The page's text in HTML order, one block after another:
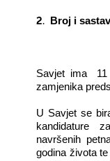
2. Broj i
Savjet ima 11
zamjenika
U Savjet se
kandidature
navršenih
godina života